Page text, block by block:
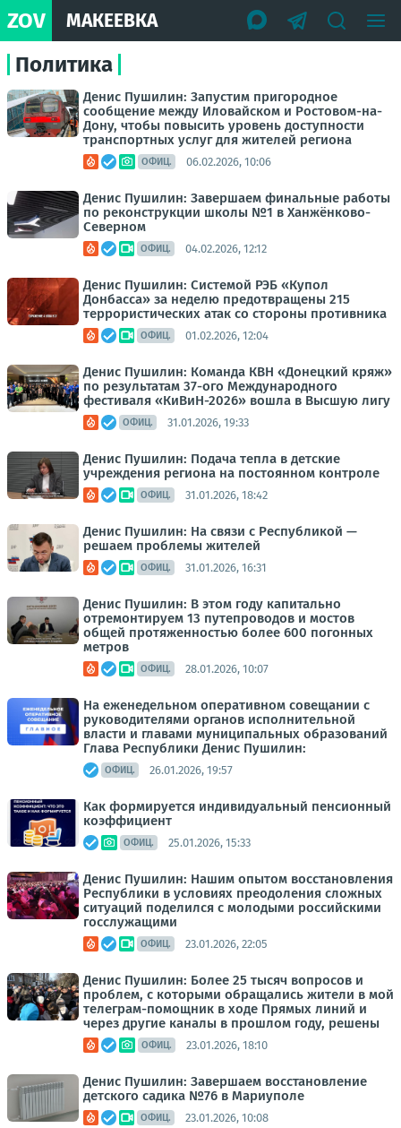
ZOV МАКЕЕВКА
Политика
Денис Пушилин: Запустим пригородное
сообщение между Иловайском и Ростовом-на-
Дону, чтобы повысить уровень доступности
транспортных услуг для жителей региона
ОФИЦ. 06.02.2026, 10:06
Денис Пушилин: Завершаем финальные работы
по реконструкции школы №1 в Ханжёнково-
Северном
ОФИЦ. 04.02.2026, 12:12
Денис Пушилин: Системой РЭБ «Купол
Донбасса» за неделю предотвращены 215
террористических атак со стороны противника
ОФИЦ. 01.02.2026, 12:04
Денис Пушилин: Команда КВН «Донецкий кряж»
по результатам 37-ого Международного
фестиваля «КиВиН-2026» вошла в Высшую лигу
ОФИЦ. 31.01.2026, 19:33
Денис Пушилин: Подача тепла в детские
учреждения региона на постоянном контроле
ОФИЦ. 31.01.2026, 18:42
Денис Пушилин: На связи с Республикой —
решаем проблемы жителей
ОФИЦ. 31.01.2026, 16:31
Денис Пушилин: В этом году капитально
отремонтируем 13 путепроводов и мостов
общей протяженностью более 600 погонных
метров
ОФИЦ. 28.01.2026, 10:07
На еженедельном оперативном совещании с
руководителями органов исполнительной
власти и главами муниципальных образований
Глава Республики Денис Пушилин:
ОФИЦ. 26.01.2026, 19:57
Как формируется индивидуальный пенсионный
коэффициент
ОФИЦ. 25.01.2026, 15:33
Денис Пушилин: Нашим опытом восстановления
Республики в условиях преодоления сложных
ситуаций поделился с молодыми российскими
госслужащими
ОФИЦ. 23.01.2026, 22:05
Денис Пушилин: Более 25 тысяч вопросов и
проблем, с которыми обращались жители в мой
телеграм-помощник в ходе Прямых линий и
через другие каналы в прошлом году, решены
ОФИЦ. 23.01.2026, 18:10
Денис Пушилин: Завершаем восстановление
детского садика №76 в Мариуполе
ОФИЦ. 23.01.2026, 10:08